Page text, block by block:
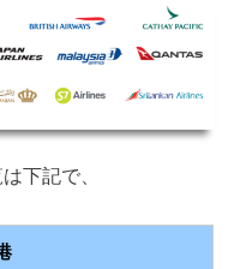
下記で、